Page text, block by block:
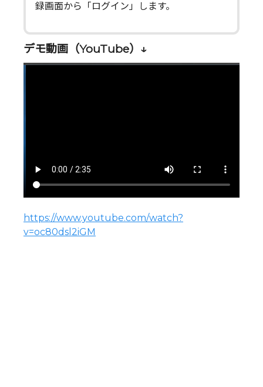
録画面から「ログイン」します。
デモ動画（YouTube）↓
https://www.youtube.com/watch?
v=oc80dsl2iGM